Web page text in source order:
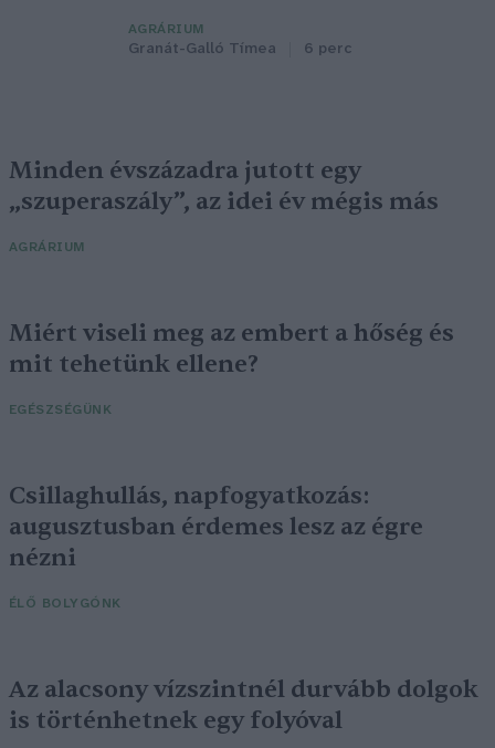
AGRÁRIUM
Granát-Galló Tímea 6 perc
Minden évszázadra jutott egy
„szuperaszály”, az idei év mégis más
AGRÁRIUM
Miért viseli meg az embert a hőség és
mit tehetünk ellene?
EGÉSZSÉGÜNK
Csillaghullás, napfogyatkozás:
augusztusban érdemes lesz az égre
nézni
ÉLŐ BOLYGÓNK
Az alacsony vízszintnél durvább dolgok
is történhetnek egy folyóval